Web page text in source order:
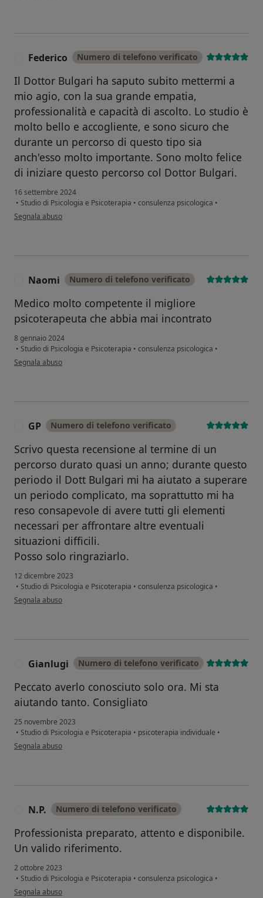
Federico Numero di telefono verificato
Il Dottor Bulgari ha saputo subito mettermi a
mio agio, con la sua grande empatia,
professionalità e capacità di ascolto. Lo studio è
molto bello e accogliente, e sono sicuro che
durante un percorso di questo tipo sia
anch'esso molto importante. Sono molto felice
di iniziare questo percorso col Dottor Bulgari.
16 settembre 2024
• Studio di Psicologia e Psicoterapia • consulenza psicologica •
secondo l'opinione dell'utente Federico
Segnala abuso
Naomi Numero di telefono verificato
Medico molto competente il migliore
psicoterapeuta che abbia mai incontrato
8 gennaio 2024
• Studio di Psicologia e Psicoterapia • consulenza psicologica •
secondo l'opinione dell'utente Naomi
Segnala abuso
GP Numero di telefono verificato
Scrivo questa recensione al termine di un
percorso durato quasi un anno; durante questo
periodo il Dott Bulgari mi ha aiutato a superare
un periodo complicato, ma soprattutto mi ha
reso consapevole di avere tutti gli elementi
necessari per affrontare altre eventuali
situazioni difficili.
Posso solo ringraziarlo.
12 dicembre 2023
• Studio di Psicologia e Psicoterapia • consulenza psicologica •
secondo l'opinione dell'utente GP
Segnala abuso
Gianlugi Numero di telefono verificato
Peccato averlo conosciuto solo ora. Mi sta
aiutando tanto. Consigliato
25 novembre 2023
• Studio di Psicologia e Psicoterapia • psicoterapia individuale •
secondo l'opinione dell'utente Gianlugi
Segnala abuso
N.P. Numero di telefono verificato
Professionista preparato, attento e disponibile.
Un valido riferimento.
2 ottobre 2023
• Studio di Psicologia e Psicoterapia • consulenza psicologica •
secondo l'opinione dell'utente N.P.
Segnala abuso